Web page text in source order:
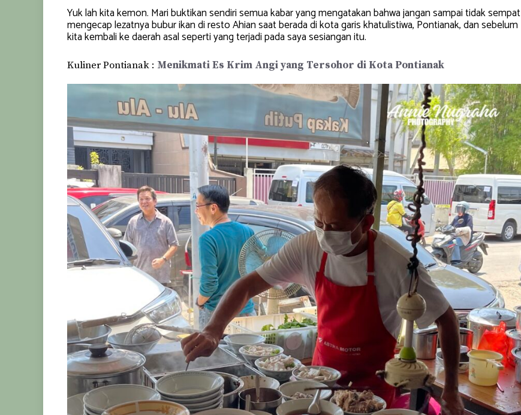
Yuk lah kita kemon. Mari buktikan sendiri semua kabar yang mengatakan bahwa jangan sampai tidak sempat
mengecap lezatnya bubur ikan di resto Ahian saat berada di kota garis khatulistiwa, Pontianak, dan sebelum
kita kembali ke daerah asal seperti yang terjadi pada saya sesiangan itu.
Kuliner Pontianak : Menikmati Es Krim Angi yang Tersohor di Kota Pontianak